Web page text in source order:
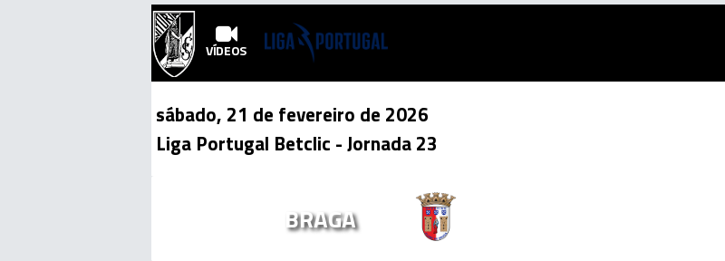
VÍDEOS
sábado, 21 de fevereiro de 2026
Liga Portugal Betclic - Jornada 23
BRAGA